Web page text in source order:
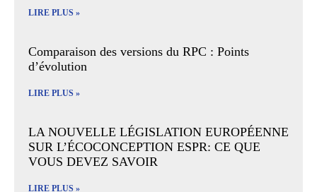
LIRE PLUS »
Comparaison des versions du RPC : Points
d’évolution
LIRE PLUS »
LA NOUVELLE LÉGISLATION EUROPÉENNE
SUR L’ÉCOCONCEPTION ESPR: CE QUE
VOUS DEVEZ SAVOIR
LIRE PLUS »